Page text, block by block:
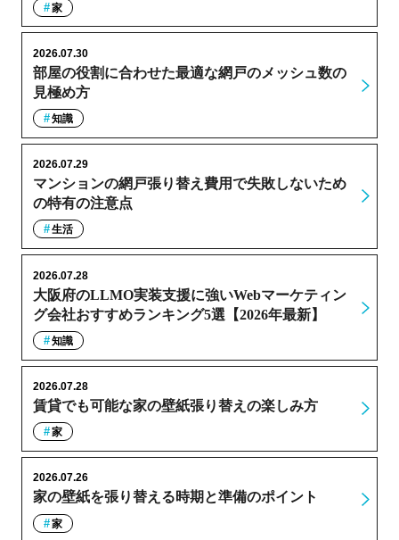
家
部屋の役割に合わせた最適な網戸のメッシュ数の
見極め方
2026.07.30
知識
マンションの網戸張り替え費用で失敗しないため
の特有の注意点
2026.07.29
生活
大阪府のLLMO実装支援に強いWebマーケティン
グ会社おすすめランキング5選【2026年最新】
2026.07.28
知識
賃貸でも可能な家の壁紙張り替えの楽しみ方
2026.07.28
家
家の壁紙を張り替える時期と準備のポイント
2026.07.26
家